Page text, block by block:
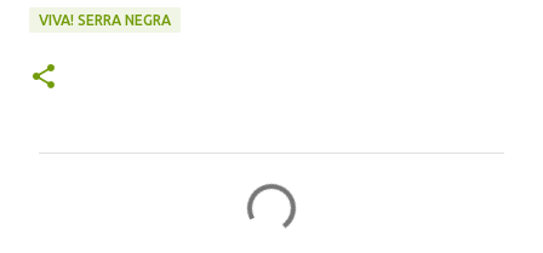
VIVA! SERRA NEGRA